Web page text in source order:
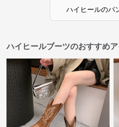
ハイヒールのパ
ハイヒールブーツのおすすめ